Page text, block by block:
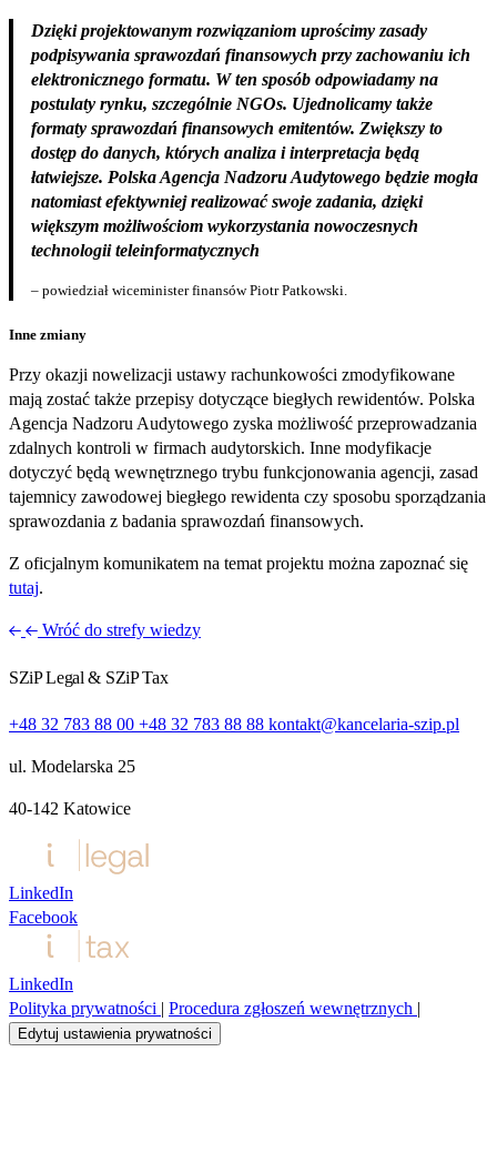
Dzięki projektowanym rozwiązaniom uprościmy zasady
podpisywania sprawozdań finansowych przy zachowaniu ich
elektronicznego formatu. W ten sposób odpowiadamy na
postulaty rynku, szczególnie NGOs. Ujednolicamy także
formaty sprawozdań finansowych emitentów. Zwiększy to
dostęp do danych, których analiza i interpretacja będą
łatwiejsze. Polska Agencja Nadzoru Audytowego będzie mogła
natomiast efektywniej realizować swoje zadania, dzięki
większym możliwościom wykorzystania nowoczesnych
technologii teleinformatycznych
– powiedział wiceminister finansów Piotr Patkowski.
Inne zmiany
Przy okazji nowelizacji ustawy rachunkowości zmodyfikowane
mają zostać także przepisy dotyczące biegłych rewidentów. Polska
Agencja Nadzoru Audytowego zyska możliwość przeprowadzania
zdalnych kontroli w firmach audytorskich. Inne modyfikacje
dotyczyć będą wewnętrznego trybu funkcjonowania agencji, zasad
tajemnicy zawodowej biegłego rewidenta czy sposobu sporządzania
sprawozdania z badania sprawozdań finansowych.
Z oficjalnym komunikatem na temat projektu można zapoznać się
tutaj.
Wróć do strefy wiedzy
SZiP Legal & SZiP Tax
+48 32 783 88 00 +48 32 783 88 88 kontakt@kancelaria-szip.pl
ul. Modelarska 25
40‑142 Katowice
LinkedIn
Facebook
LinkedIn
Polityka prywatności | Procedura zgłoszeń wewnętrznych |
Edytuj ustawienia prywatności